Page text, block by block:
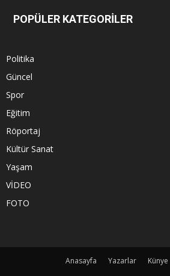
POPÜLER KATEGORİLER
Politika
Güncel
Spor
Eğitim
Röportaj
Kültür Sanat
Yaşam
VİDEO
FOTO
Anasayfa Yazarlar Künye